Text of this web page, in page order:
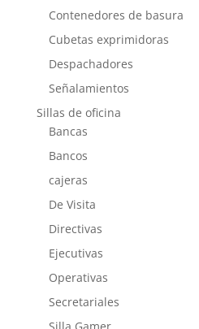
Contenedores de basura
Cubetas exprimidoras
Despachadores
Señalamientos
Sillas de oficina
Bancas
Bancos
cajeras
De Visita
Directivas
Ejecutivas
Operativas
Secretariales